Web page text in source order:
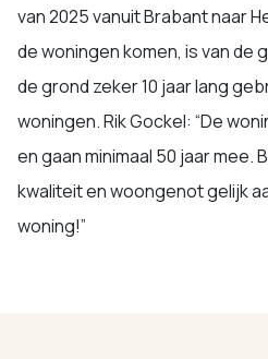
van 2025 vanuit Brabant naar
de woningen komen, is van de
de grond zeker 10 jaar lang
woningen. Rik Gockel: “De
en gaan minimaal 50 jaar mee.
kwaliteit en woongenot gelijk
woning!”